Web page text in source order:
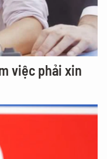
việc phải xin